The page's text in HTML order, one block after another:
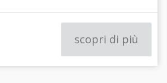
scopri di più